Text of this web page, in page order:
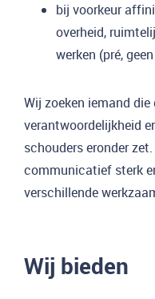
bij voorkeur
overheid,
werken (pré,
Wij zoeken iemand
verantwoordelijkheid
schouders eronder
communicatief sterk
verschillende
Wij bieden